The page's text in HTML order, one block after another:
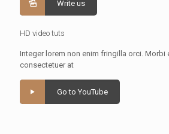
Write us
HD video tuts
Integer lorem non enim fringilla orci. Morbi
consectetuer at
Go to YouTube